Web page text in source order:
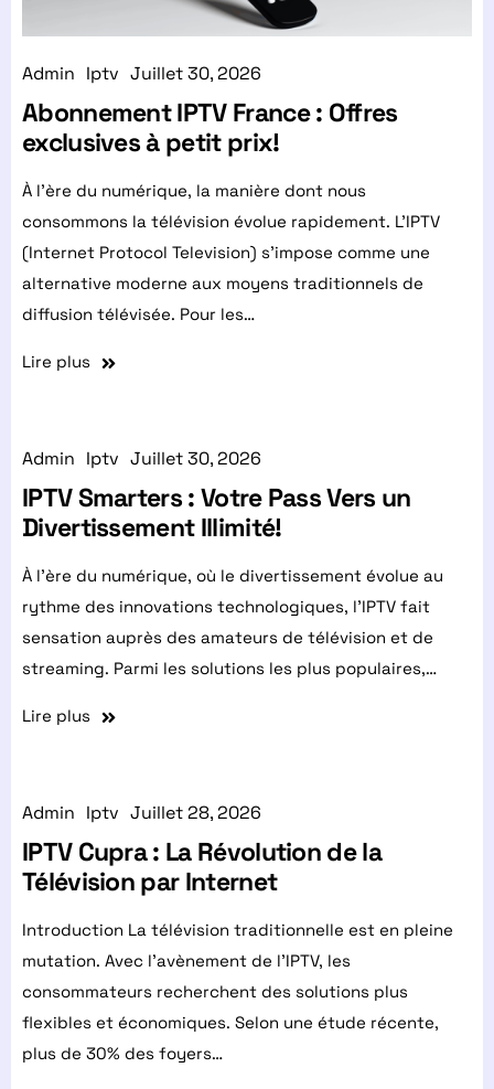
Admin Iptv Juillet 30, 2026
Abonnement IPTV France : Offres
exclusives à petit prix!
À l'ère du numérique, la manière dont nous
consommons la télévision évolue rapidement. L’IPTV
(Internet Protocol Television) s’impose comme une
alternative moderne aux moyens traditionnels de
diffusion télévisée. Pour les…
Lire plus
Admin Iptv Juillet 30, 2026
IPTV Smarters : Votre Pass Vers un
Divertissement Illimité!
À l’ère du numérique, où le divertissement évolue au
rythme des innovations technologiques, l’IPTV fait
sensation auprès des amateurs de télévision et de
streaming. Parmi les solutions les plus populaires,…
Lire plus
Admin Iptv Juillet 28, 2026
IPTV Cupra : La Révolution de la
Télévision par Internet
Introduction La télévision traditionnelle est en pleine
mutation. Avec l'avènement de l'IPTV, les
consommateurs recherchent des solutions plus
flexibles et économiques. Selon une étude récente,
plus de 30% des foyers…